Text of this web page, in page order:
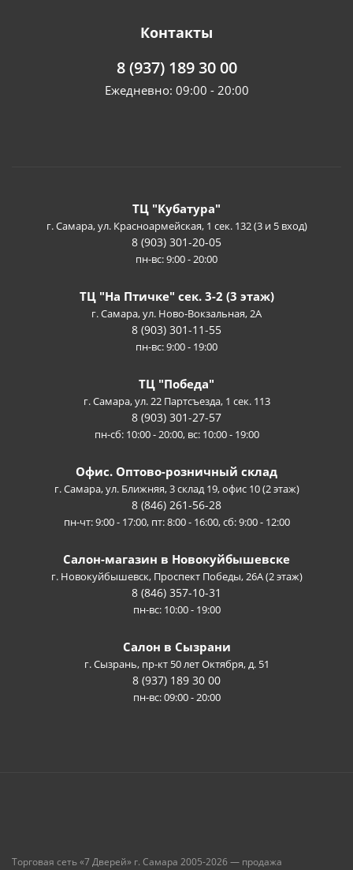
Контакты
8 (937) 189 30 00
Ежедневно: 09:00 - 20:00
ТЦ "Кубатура"
г. Самара, ул. Красноармейская, 1 сек. 132 (3 и 5 вход)
8 (903) 301-20-05
пн-вс: 9:00 - 20:00
ТЦ "На Птичке" сек. 3-2 (3 этаж)
г. Самара, ул. Ново-Вокзальная, 2А
8 (903) 301-11-55
пн-вс: 9:00 - 19:00
ТЦ "Победа"
г. Самара, ул. 22 Партсъезда, 1 сек. 113
8 (903) 301-27-57
пн-сб: 10:00 - 20:00, вс: 10:00 - 19:00
Офис. Оптово-розничный склад
г. Самара, ул. Ближняя, 3 склад 19, офис 10 (2 этаж)
8 (846) 261-56-28
пн-чт: 9:00 - 17:00, пт: 8:00 - 16:00, сб: 9:00 - 12:00
Салон-магазин в Новокуйбышевске
г. Новокуйбышевск, Проспект Победы, 26А (2 этаж)
8 (846) 357-10-31
пн-вс: 10:00 - 19:00
Салон в Сызрани
г. Сызрань, пр-кт 50 лет Октября, д. 51
8 (937) 189 30 00
пн-вс: 09:00 - 20:00
Торговая сеть «7 Дверей» г. Самара 2005-2026 — продажа